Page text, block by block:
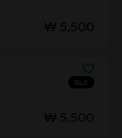
₩ 5,500
DLC
₩ 5,500